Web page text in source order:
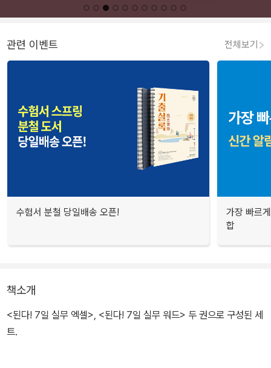
관련 이벤트 전체보기
수험서 분철 당일배송 오픈!
가장 빠르
합
책소개
<된다! 7일 실무 엑셀>, <된다! 7일 실무 워드> 두 권으로 구성된 세
트.